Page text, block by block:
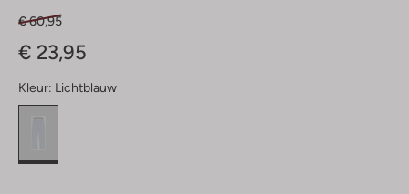
€ 60,95
€ 23,95
Kleur: Lichtblauw